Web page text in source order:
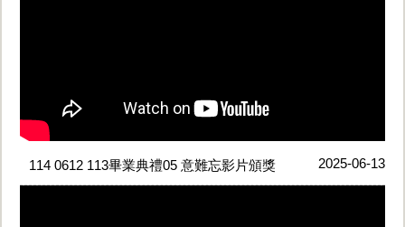
114 0612 113畢業典禮05 意難忘影片頒獎 2025-06-13